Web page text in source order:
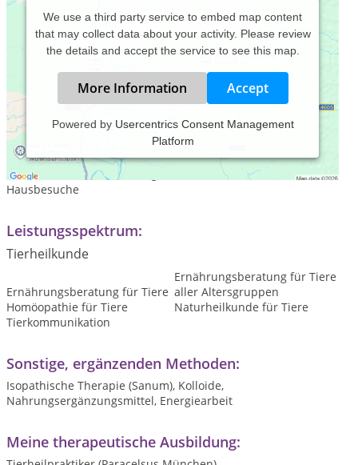
We use a third party service to embed map content
that may collect data about your activity. Please review
the details and accept the service to see this map.
More Information Accept
Powered by Usercentrics Consent Management
Platform
Praxiszeiten:
Termine nach Vereinbarung - in meiner Praxis vor Ort oder
Hausbesuche
Leistungsspektrum:
Tierheilkunde
Ernährungsberatung für Tiere
Ernährungsberatung für Tiere
aller Altersgruppen
Homöopathie für Tiere
Naturheilkunde für Tiere
Tierkommunikation
Sonstige, ergänzenden Methoden:
Isopathische Therapie (Sanum), Kolloide,
Nahrungsergänzungsmittel, Energiearbeit
Meine therapeutische Ausbildung: